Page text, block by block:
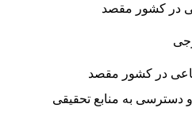
در کشور مقصد
در کشور مقصد
به منابع تحقیقی